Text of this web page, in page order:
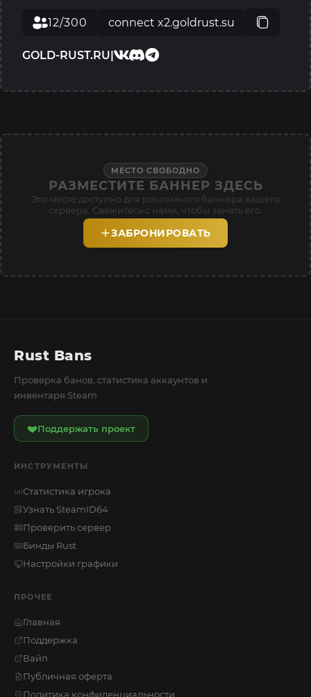
12/300 connect x2.goldrust.su
GOLD-RUST.RU|
МЕСТО СВОБОДНО
РАЗМЕСТИТЕ БАННЕР ЗДЕСЬ
Это место доступно для рекламного баннера вашего
сервера. Свяжитесь с нами, чтобы занять его.
ЗАБРОНИРОВАТЬ
Rust Bans
Проверка банов, статистика аккаунтов и
инвентаря Steam
Поддержать проект
ИНСТРУМЕНТЫ
Статистика игрока
Узнать SteamID64
Проверить сервер
Бинды Rust
Настройки графики
ПРОЧЕЕ
Главная
Поддержка
Вайп
Публичная оферта
Политика конфиденциальности